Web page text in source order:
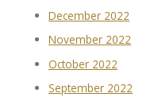
December 2022
November 2022
October 2022
September 2022